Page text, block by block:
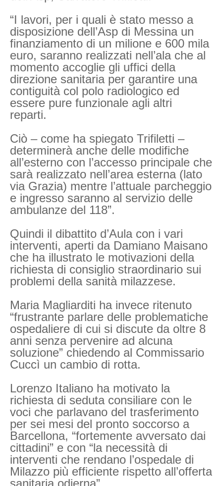
“I lavori, per i quali è stato messo a
disposizione dell’Asp di Messina un
finanziamento di un milione e 600 mila
euro, saranno realizzati nell’ala che al
momento accoglie gli uffici della
direzione sanitaria per garantire una
contiguità col polo radiologico ed
essere pure funzionale agli altri
reparti.
Ciò – come ha spiegato Trifiletti –
determinerà anche delle modifiche
all’esterno con l’accesso principale che
sarà realizzato nell’area esterna (lato
via Grazia) mentre l’attuale parcheggio
e ingresso saranno al servizio delle
ambulanze del 118”.
Quindi il dibattito d’Aula con i vari
interventi, aperti da Damiano Maisano
che ha illustrato le motivazioni della
richiesta di consiglio straordinario sui
problemi della sanità milazzese.
Maria Magliarditi ha invece ritenuto
“frustrante parlare delle problematiche
ospedaliere di cui si discute da oltre 8
anni senza pervenire ad alcuna
soluzione” chiedendo al Commissario
Cuccì un cambio di rotta.
Lorenzo Italiano ha motivato la
richiesta di seduta consiliare con le
voci che parlavano del trasferimento
per sei mesi del pronto soccorso a
Barcellona, “fortemente avversato dai
cittadini” e con “la necessità di
interventi che rendano l’ospedale di
Milazzo più efficiente rispetto all’offerta
sanitaria odierna”.